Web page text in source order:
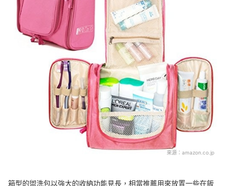
來源： amazon.co.jp
箱型的盥洗包以強大的收納功能見長，相當推薦用來放置一些在飯